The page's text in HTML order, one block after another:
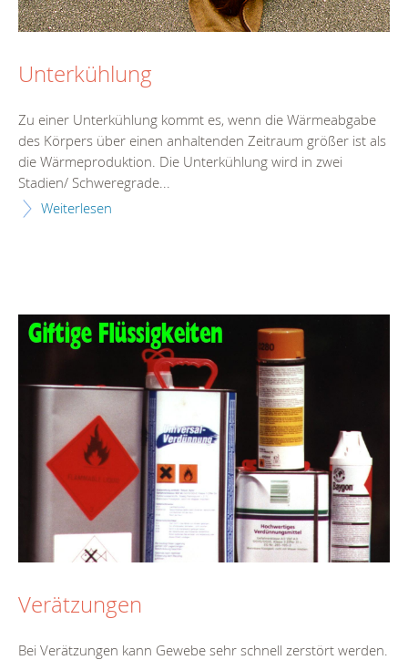
Unterkühlung
Zu einer Unterkühlung kommt es, wenn die Wärmeabgabe
des Körpers über einen anhaltenden Zeitraum größer ist als
die Wärmeproduktion. Die Unterkühlung wird in zwei
Stadien/ Schweregrade...
Weiterlesen
Verätzungen
Bei Verätzungen kann Gewebe sehr schnell zerstört werden.